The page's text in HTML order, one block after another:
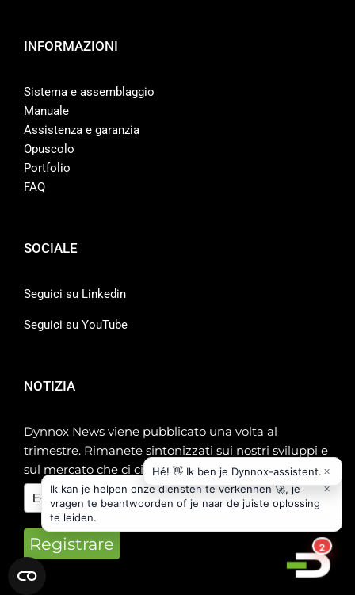
INFORMAZIONI
Sistema e assemblaggio
Manuale
Assistenza e garanzia
Opuscolo
Portfolio
FAQ
SOCIALE
Seguici su Linkedin
Seguici su YouTube
NOTIZIA
Dynnox News viene pubblicato una volta al
trimestre. Rimanete sintonizzati sui nostri sviluppi e
sul mercato che ci circonda!
Registrare